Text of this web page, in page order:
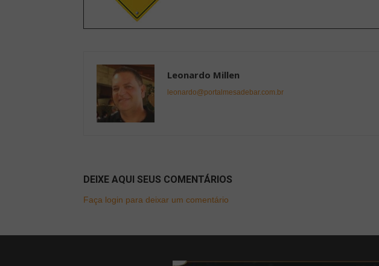
Leonardo Millen
leonardo@portalmesadebar.com.br
DEIXE AQUI SEUS COMENTÁRIOS
Faça login para deixar um comentário